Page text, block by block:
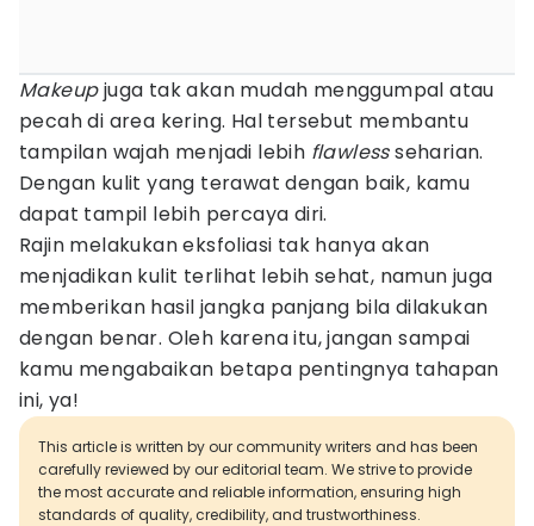
Makeupjuga tak akan mudah menggumpal atau
pecah di area kering. Hal tersebut membantu
tampilan wajah menjadi lebih flawlessseharian.
Dengan kulit yang terawat dengan baik, kamu
dapat tampil lebih percaya diri.
Rajin melakukan eksfoliasi tak hanya akan
menjadikan kulit terlihat lebih sehat, namun juga
memberikan hasil jangka panjang bila dilakukan
dengan benar. Oleh karena itu, jangan sampai
kamu mengabaikan betapa pentingnya tahapan
ini, ya!
This article is written by our community writers and has been
carefully reviewed by our editorial team. We strive to provide
the most accurate and reliable information, ensuring high
standards of quality, credibility, and trustworthiness.